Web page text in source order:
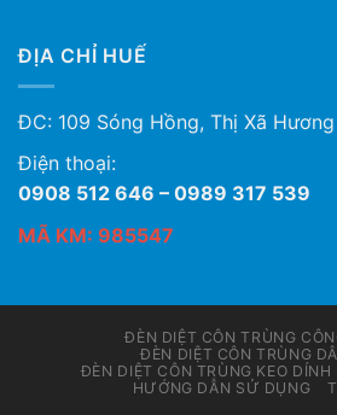
ĐỊA CHỈ HUẾ
ĐC: 109 Sóng Hồng, Thị Xã
Điện thoại:
0908 512 646 – 0989 317 539
MÃ KM: 985547
ĐÈN DIỆT CÔN TRÙNG
ĐÈN DIỆT CÔN TRÙNG
ĐÈN DIỆT CÔN TRÙNG KEO DÍNH
HƯỚNG DẪN SỬ DỤNG